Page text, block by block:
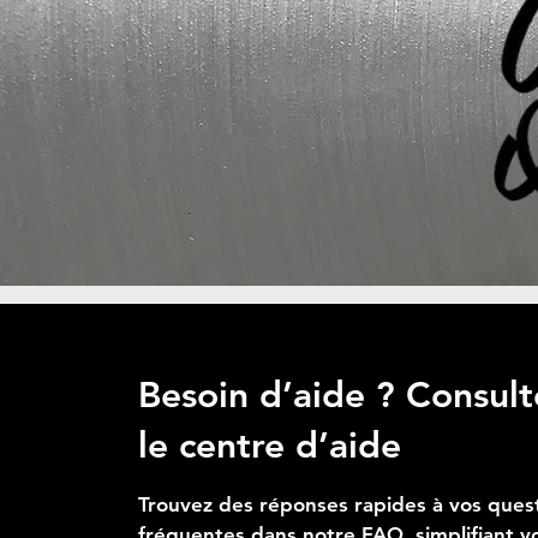
Ajouter au panier
Ajouter au panier
Ajouter au panier
Besoin d’aide ?
le centre d’aide
Trouvez des réponses rapides à vos